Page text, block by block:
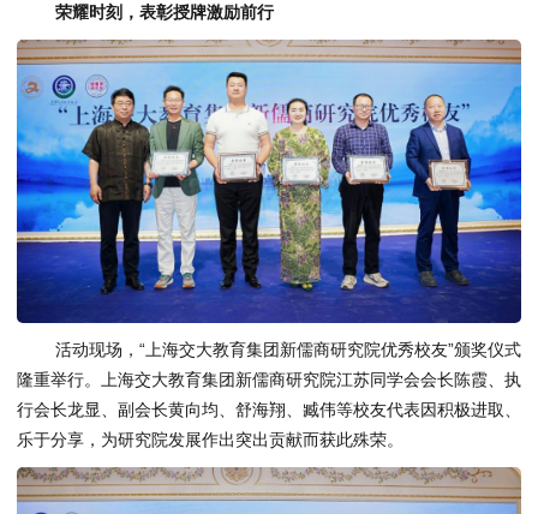
荣耀时刻，表彰授牌激励前行
活动现场，“上海交大教育集团新儒商研究院优秀校友”颁奖仪式
隆重举行。上海交大教育集团新儒商研究院江苏同学会会长陈霞、执
行会长龙显、副会长黄向均、舒海翔、臧伟等校友代表因积极进取、
乐于分享，为研究院发展作出突出贡献而获此殊荣。